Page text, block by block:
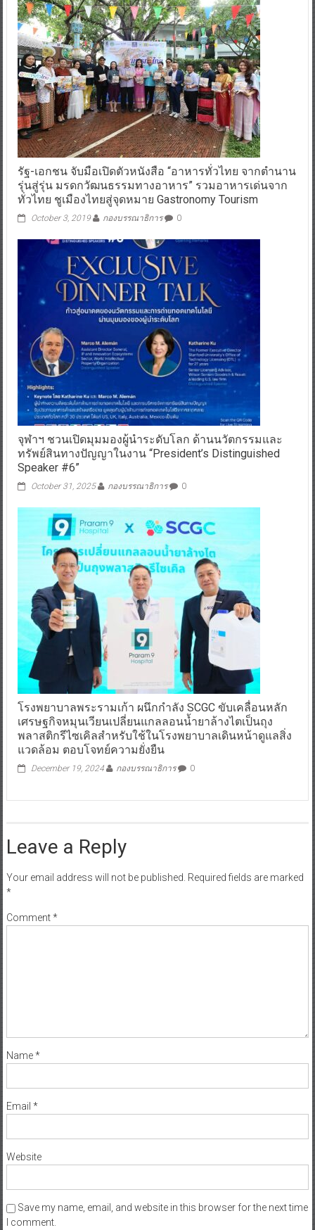
รัฐ-เอกชน จับมือเปิดตัวหนังสือ “อาหารทั่วไทย จากตำนาน
รุ่นสู่รุ่น มรดกวัฒนธรรมทางอาหาร” รวมอาหารเด่นจาก
ทั่วไทย ชูเมืองไทยสู่จุดหมาย Gastronomy Tourism
October 3, 2019 กองบรรณาธิการ 0
จุฬาฯ ชวนเปิดมุมมองผู้นำระดับโลก ด้านนวัตกรรมและ
ทรัพย์สินทางปัญญาในงาน “President’s Distinguished
Speaker #6”
October 31, 2025 กองบรรณาธิการ 0
โรงพยาบาลพระรามเก้า ผนึกกำลัง SCGC ขับเคลื่อนหลัก
เศรษฐกิจหมุนเวียนเปลี่ยนแกลลอนน้ำยาล้างไตเป็นถุง
พลาสติกรีไซเคิลสำหรับใช้ในโรงพยาบาลเดินหน้าดูแลสิ่ง
แวดล้อม ตอบโจทย์ความยั่งยืน
December 19, 2024 กองบรรณาธิการ 0
Leave a Reply
Your email address will not be published. Required fields are marked
*
Comment*
Name*
Email *
Website
Save my name, email, and website in this browser for the next time
I comment.